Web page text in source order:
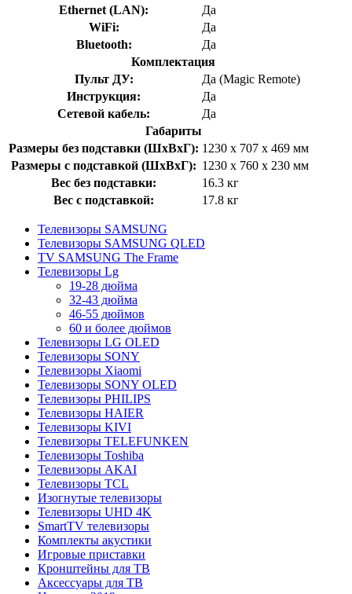
Ethernet (LAN):
Да
WiFi:
Да
Bluetooth:
Да
Комплектация
Пульт ДУ:
Да (Magic Remote)
Инструкция:
Да
Сетевой кабель:
Да
Габариты
Размеры без подставки (ШхВхГ): 1230 x 707 x 469 мм
Размеры с подставкой (ШхВхГ): 1230 x 760 x 230 мм
Вес без подставки:
16.3 кг
Вес с подставкой:
17.8 кг
Телевизоры SAMSUNG
Телевизоры SAMSUNG QLED
TV SAMSUNG The Frame
Телевизоры Lg
19-28 дюйма
32-43 дюйма
46-55 дюймов
60 и более дюймов
Телевизоры LG OLED
Телевизоры SONY
Телевизоры Xiaomi
Телевизоры SONY OLED
Телевизоры PHILIPS
Телевизоры HAIER
Телевизоры KIVI
Телевизоры TELEFUNKEN
Телевизоры Toshiba
Телевизоры AKAI
Телевизоры TCL
Изогнутые телевизоры
Телевизоры UHD 4K
SmartTV телевизоры
Комплекты акустики
Игровые приставки
Кронштейны для ТВ
Аксессуары для ТВ